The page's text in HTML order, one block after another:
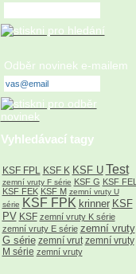
Odběr novinek e-mailem
Vyhledávací tagy
KSF FPL KSF K KSF U Test
zemní vruty F série KSF G KSF FEL
KSF FEK KSF M zemní vruty U
série KSF FPK krinner KSF
PV KSF zemní vruty K série
zemní vruty E série zemní vruty
G série zemní vrut zemní vruty
M série zemní vruty